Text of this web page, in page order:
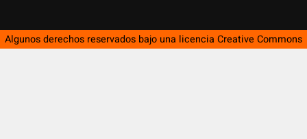
Algunos derechos reservados bajo una licencia Creative Commons